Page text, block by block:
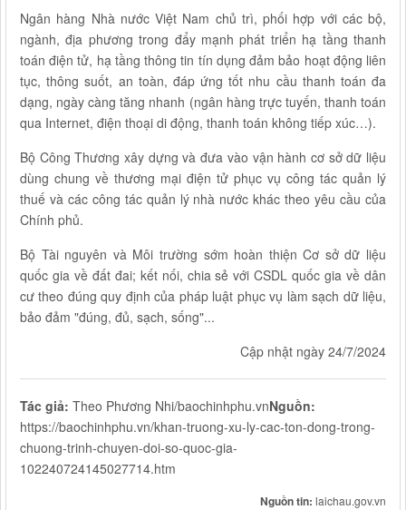
Ngân hàng Nhà nước Việt Nam chủ trì, phối hợp với các bộ,
ngành, địa phương trong đẩy mạnh phát triển hạ tầng thanh
toán điện tử, hạ tầng thông tin tín dụng đảm bảo hoạt động liên
tục, thông suốt, an toàn, đáp ứng tốt nhu cầu thanh toán đa
dạng, ngày càng tăng nhanh (ngân hàng trực tuyến, thanh toán
qua Internet, điện thoại di động, thanh toán không tiếp xúc…).
Bộ Công Thương xây dựng và đưa vào vận hành cơ sở dữ liệu
dùng chung về thương mại điện tử phục vụ công tác quản lý
thuế và các công tác quản lý nhà nước khác theo yêu cầu của
Chính phủ.
Bộ Tài nguyên và Môi trường sớm hoàn thiện Cơ sở dữ liệu
quốc gia về đất đai; kết nối, chia sẻ với CSDL quốc gia về dân
cư theo đúng quy định của pháp luật phục vụ làm sạch dữ liệu,
bảo đảm "đúng, đủ, sạch, sống"...
Cập nhật ngày 24/7/2024
Tác giả: Theo Phương Nhi/baochinhphu.vnNguồn:
https://baochinhphu.vn/khan-truong-xu-ly-cac-ton-dong-trong-
chuong-trinh-chuyen-doi-so-quoc-gia-
102240724145027714.htm
Nguồn tin: laichau.gov.vn